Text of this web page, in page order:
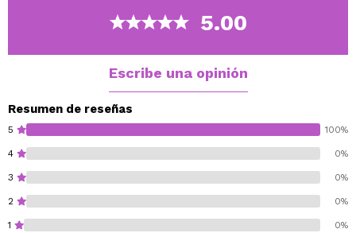
¿Por qué te encantará?
Hidratación profunda multicapa.
Mejora la elasticidad y firmeza.
Unifica el tono y calma la piel.
Textura ligera, no comedogénica y de rápida
absorción.
Su textura acuosa y ultraligera se absorbe al instante
sin dejar sensación pegajosa, convirtiéndolo en un paso
esencial en cualquier rutina facial.
Ideal para: Pieles deshidratadas, apagadas o con
5.00
Escribe una opinión
Resumen de reseñas
5 100%
4 0%
3 0%
2 0%
1 0%